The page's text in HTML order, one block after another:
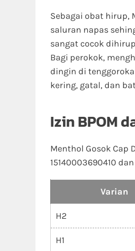
Sebagai obat hirup,
saluran napas
sangat cocok
Bagi perokok,
dingin di
kering, gatal, dan
Izin BPOM
Menthol Gosok
15140003690410
Varian
H2
H1